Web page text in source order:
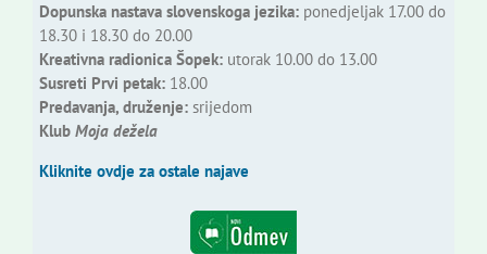
Dopunska nastava slovenskoga jezika:ponedjeljak 17.00 do
18.30 i 18.30 do 20.00
Kreativna radionica Šopek:utorak 10.00 do 13.00
Susreti Prvi petak:18.00
Predavanja, druženje:srijedom
Klub Moja dežela
Kliknite ovdje za ostale najave